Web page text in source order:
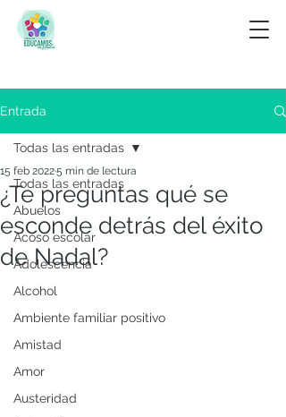
Entrada
Todas las entradas
Abuelos
Acoso escolar
Adolescencia
Alcohol
Ambiente familiar positivo
Amistad
Amor
Austeridad
Todas las entradas
¿Te preguntas qué se
esconde detrás del éxito
de Nadal?
15 feb 20225 min de lectura